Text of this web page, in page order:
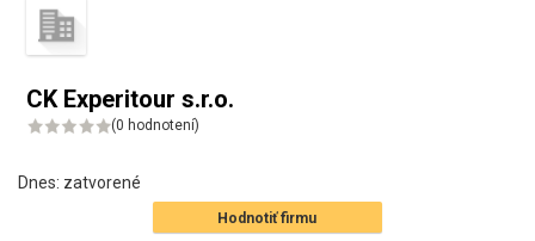
CK Experitour s.r.o.
(0 hodnotení)
Dnes: zatvorené
Hodnotiť firmu